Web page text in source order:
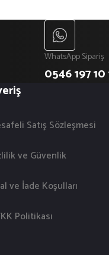
WhatsApp Sipariş
0546 197 10
Satış Sözleşmesi
ve Güvenlik
ve İade Koşulları
Politikası